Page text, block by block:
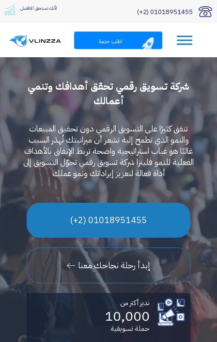
01018951455 (2+) لأنك تستحق الافضل
اطلب خدمة
شركة تسويق رقمي تحقق أهدافك وتنمي
أعمالك
تنفق كثيرًا على التسويق الرقمي دون تحقيق المبيعات
والنمو الذي تطمح إليه تشعر أن ميزانيتك تُهدَر السبب
غالبًا هو غياب استراتيجية واضحة تربط الإنفاق بالأهداف
الفعلية للنمو فلينزا شركة تسويق رقمي تحوّل التسويق إلى
أداة فعالة لتعزيز إيراداتك ونمو عملك
01018951455 (2+)
إبدأ رحلة نجاحك معنا
ندير أكثر من
10,000
حملة تسويقية